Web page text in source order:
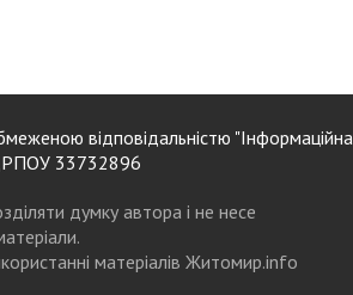
відповідальністю "Інформаційна
33732896
думку автора і не несе
матеріалів Житомир.info